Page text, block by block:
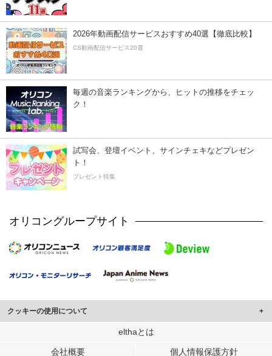
2026年動画配信サービスおすすめ40選【徹底比較】
CS動画配信サービス20選
毎週の音楽ランキングから、ヒットの推移をチェッ
ク！
試写会、登壇イベント、サインチェキなどプレゼン
ト！
プレゼント特集
オリコングループサイト
クッキーの使用について
このサイトでは Cookie を使用して、ユーザーに合わせたコンテンツや広告の
行っています。
elthaとは
会社概要 個人情報保護方針